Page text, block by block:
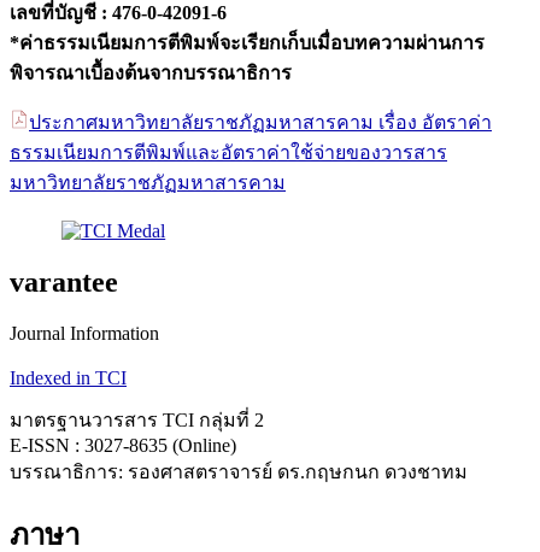
เลขที่บัญชี : 476-0-42091-6
*ค่าธรรมเนียมการตีพิมพ์จะเรียกเก็บเมื่อบทความผ่านการ
พิจารณาเบื้องต้นจากบรรณาธิการ
ประกาศมหาวิทยาลัยราชภัฏมหาสารคาม เรื่อง อัตราค่า
ธรรมเนียมการตีพิมพ์และอัตราค่าใช้จ่ายของวารสาร
มหาวิทยาลัยราชภัฏมหาสารคาม
varantee
Journal Information
Indexed in TCI
มาตรฐานวารสาร TCI กลุ่มที่ 2
E-ISSN : 3027-8635 (Online)
บรรณาธิการ: รองศาสตราจารย์ ดร.กฤษกนก ดวงชาทม
ภาษา